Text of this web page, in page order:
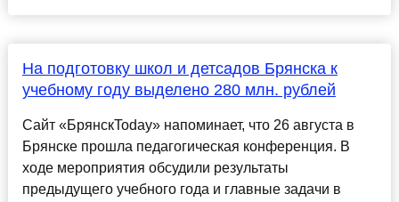
На подготовку школ и детсадов Брянска к
учебному году выделено 280 млн. рублей
Сайт «БрянскToday» напоминает, что 26 августа в
Брянске прошла педагогическая конференция. В
ходе мероприятия обсудили результаты
предыдущего учебного года и главные задачи в